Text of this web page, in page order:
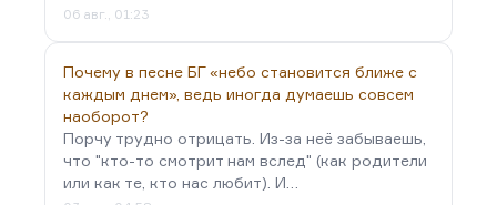
06 авг., 01:23
Почему в песне БГ «небо становится ближе с
каждым днем», ведь иногда думаешь совсем
наоборот?
Порчу трудно отрицать. Из-за неё забываешь,
что "кто-то смотрит нам вслед" (как родители
или как те, кто нас любит). И…